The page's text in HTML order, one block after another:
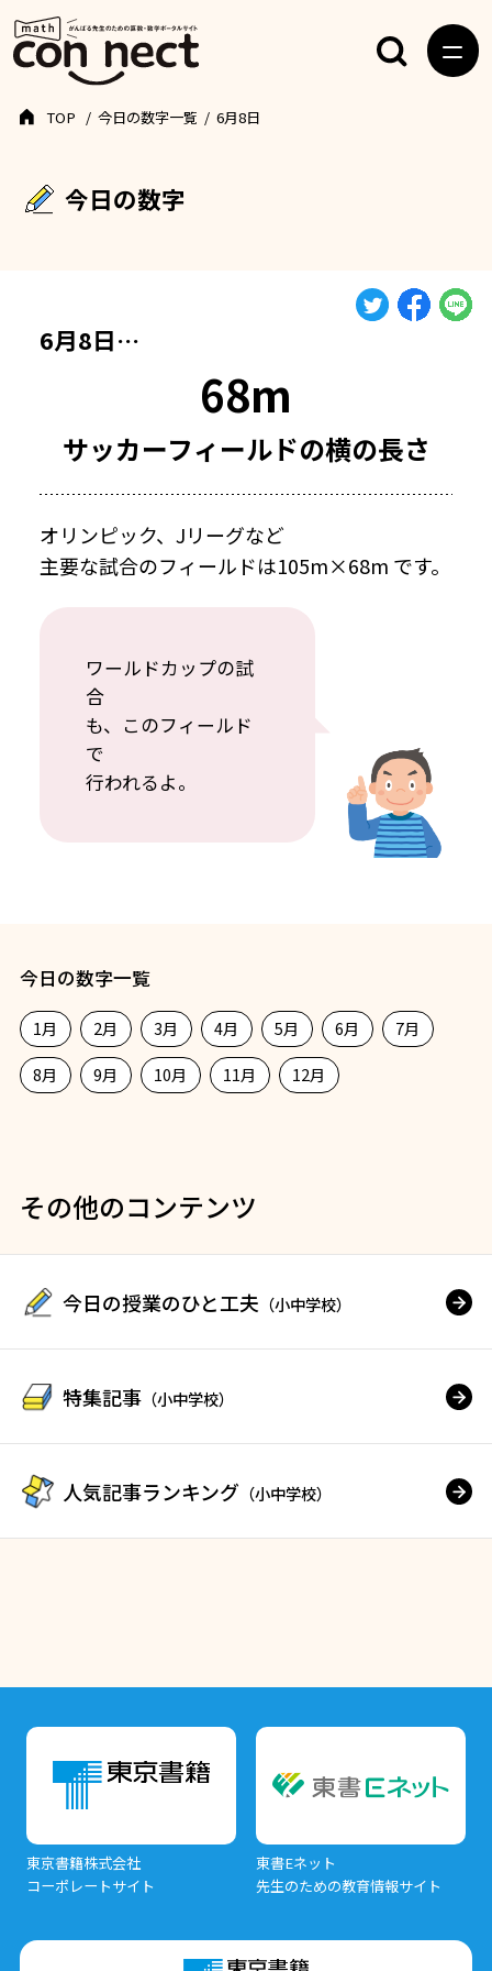
今日の数字
TOP 今日の数字一覧 6月8日
6月8日…
68m
サッカーフィールドの横の長さ
オリンピック、Jリーグなど
主要な試合のフィールドは105m×68m です。
ワールドカップの試
合
も、このフィールド
で
行われるよ。
今日の数字一覧
1月 2月 3月 4月 5月 6月
7月
8月
9月 10月 11月 12月
その他のコンテンツ
今日の授業のひと工夫 （小中学校）
特集記事 （小中学校）
人気記事ランキング （小中学校）
東京書籍株式会社
コーポレートサイト
東書Eネット
先生のための教育情報サイト